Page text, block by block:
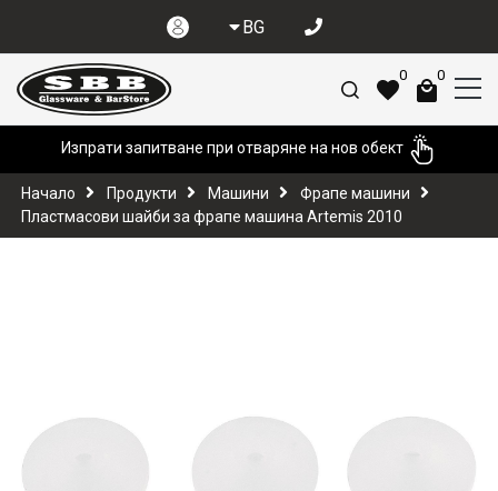
BG
0 0
Изпрати запитване при отваряне на нов обект
Начало Продукти Машини
Фрапе машини
Пластмасови шайби за фрапе машина Artemis 2010